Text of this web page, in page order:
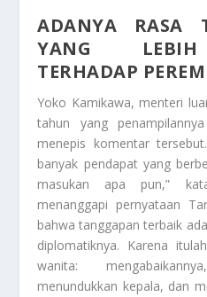
ADANYA RASA
YANG LEBIH
TERHADAP
Yoko Kamikawa, menteri
tahun yang
menepis komentar
banyak pendapat yang
masukan apa pun,”
menanggapi pernyataan
bahwa tanggapan terbaik
diplomatiknya. Karena
wanita:
menundukkan kepala, dan